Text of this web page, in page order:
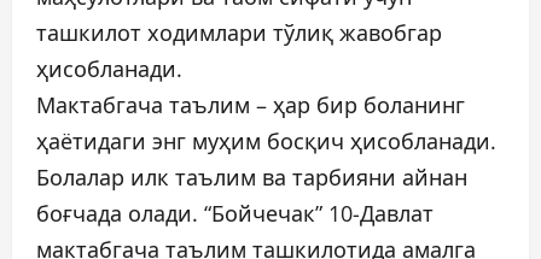
ташкилот ходимлари тўлиқ жавобгар
ҳисобланади.
Мактабгача таълим – ҳар бир боланинг
ҳаётидаги энг муҳим босқич ҳисобланади.
Болалар илк таълим ва тарбияни айнан
боғчада олади. “Бойчечак” 10-Давлат
мактабгача таълим ташкилотида амалга